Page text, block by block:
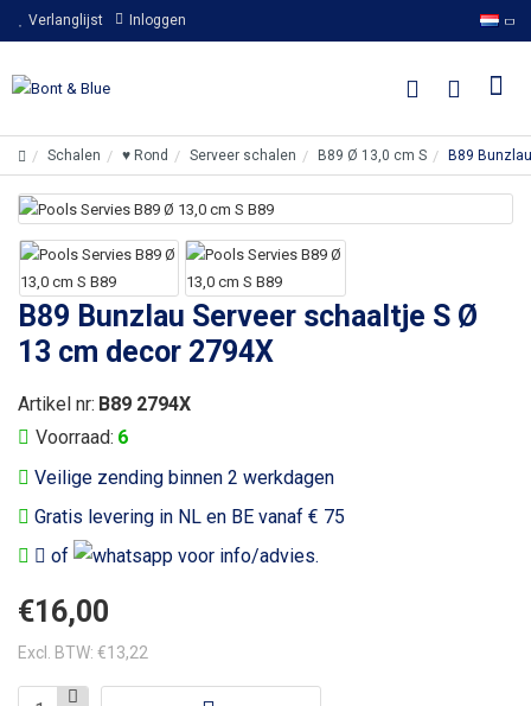
Verlanglijst Inloggen
Schalen ♥ Rond Serveer schalen B89 Ø 13,0 cm S B89
B89 Bunzlau Serveer schaaltje S Ø
13 cm decor 2794X
Veilige zending binnen 2 werkdagen
Gratis levering in NL en BE vanaf € 75
of
voor info/advies.
Voorraad: 6
Artikel nr: B89 2794X
€16,00
Excl. BTW: €13,22